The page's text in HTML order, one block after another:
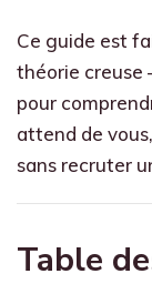
Ce guide est
théorie
pour
attend de
sans recruter
Table